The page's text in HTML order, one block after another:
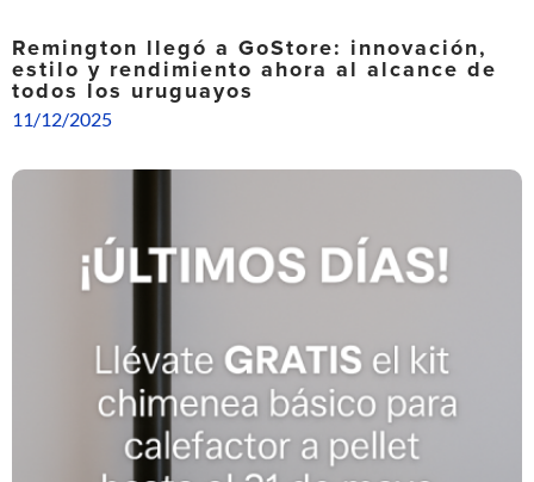
Remington llegó a GoStore: innovación,
estilo y rendimiento ahora al alcance de
todos los uruguayos
11/12/2025